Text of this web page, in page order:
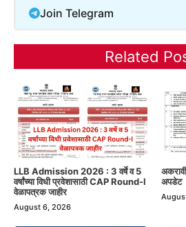
Join Telegram
Related
LLB Admission 2026 : 3 वर्षे व 5
वर्षांच्या विधी प्रवेशासाठी CAP Round-I
वेळापत्रक जाहीर
August 6, 2026
अपडेट